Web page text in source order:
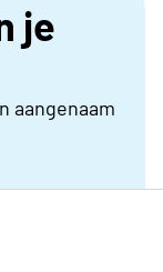
je
aangenaam